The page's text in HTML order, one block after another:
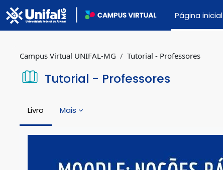
Ir para o conteúdo principal
Página inicial
Campus Virtual UNIFAL-MG Tutorial - Professores
Tutorial - Professores
Livro Mais